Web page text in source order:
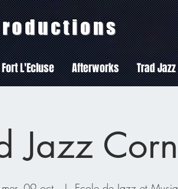
L'Ecluse Afterworks Trad
Jazz